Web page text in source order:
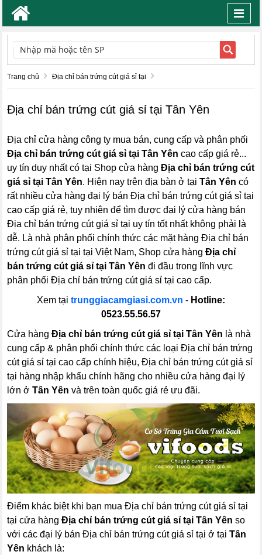
TÌM KIẾM
Trang chủ Địa chỉ bán trứng cút giá sỉ tại
Địa chỉ bán trứng cút giá sỉ tại Tân Yên
Địa chỉ cửa hàng công ty mua bán, cung cấp và phân phối
Địa chỉ bán trứng cút giá sỉ tại Tân Yên cao cấp giá rẻ...
uy tín duy nhất có tại Shop cửa hàngĐịa chỉ bán trứng cút
giá sỉ tại Tân Yên. Hiện nay trên địa bàn ở tạiTân Yên có
rất nhiều cửa hàng đại lý bán Địa chỉ bán trứng cút giá sỉ tại
cao cấp giá rẻ, tuy nhiên để tìm được đại lý cửa hàng bán
Địa chỉ bán trứng cút giá sỉ tại uy tín tốt nhất không phải là
dễ. Là nhà phân phối chính thức các mặt hàng Địa chỉ bán
trứng cút giá sỉ tại tại Việt Nam, Shop cửa hàngĐịa chỉ
bán trứng cút giá sỉ tại Tân Yên đi đầu trong lĩnh vực
phân phối Địa chỉ bán trứng cút giá sỉ tại cao cấp.
Xem tại trunggiacamgiasi.com.vn - Hotline:
0523.55.56.57
Cửa hàngĐịa chỉ bán trứng cút giá sỉ tại Tân Yên là nhà
cung cấp & phân phối chính thức các loại Địa chỉ bán trứng
cút giá sỉ tại cao cấp chính hiệu, Địa chỉ bán trứng cút giá sỉ
tại hàng nhập khẩu chính hãng cho nhiều cửa hàng đại lý
lớn ởTân Yên và trên toàn quốc giá rẻ ưu đãi.
Điểm khác biệt khi bạn mua Địa chỉ bán trứng cút giá sỉ tại
tại cửa hàngĐịa chỉ bán trứng cút giá sỉ tại Tân Yên so
với các đại lý bán Địa chỉ bán trứng cút giá sỉ tại ở tạiTân
Yên khách là: